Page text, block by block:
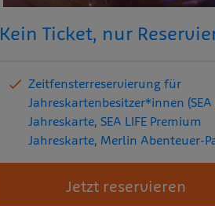
Kein Ticket, nur
Zeitfensterreservierung für
Jahreskartenbesitzer*innen (SEA
Jahreskarte, SEA LIFE Premium
Jahreskarte, Merlin Abenteuer-
Jetzt reservieren